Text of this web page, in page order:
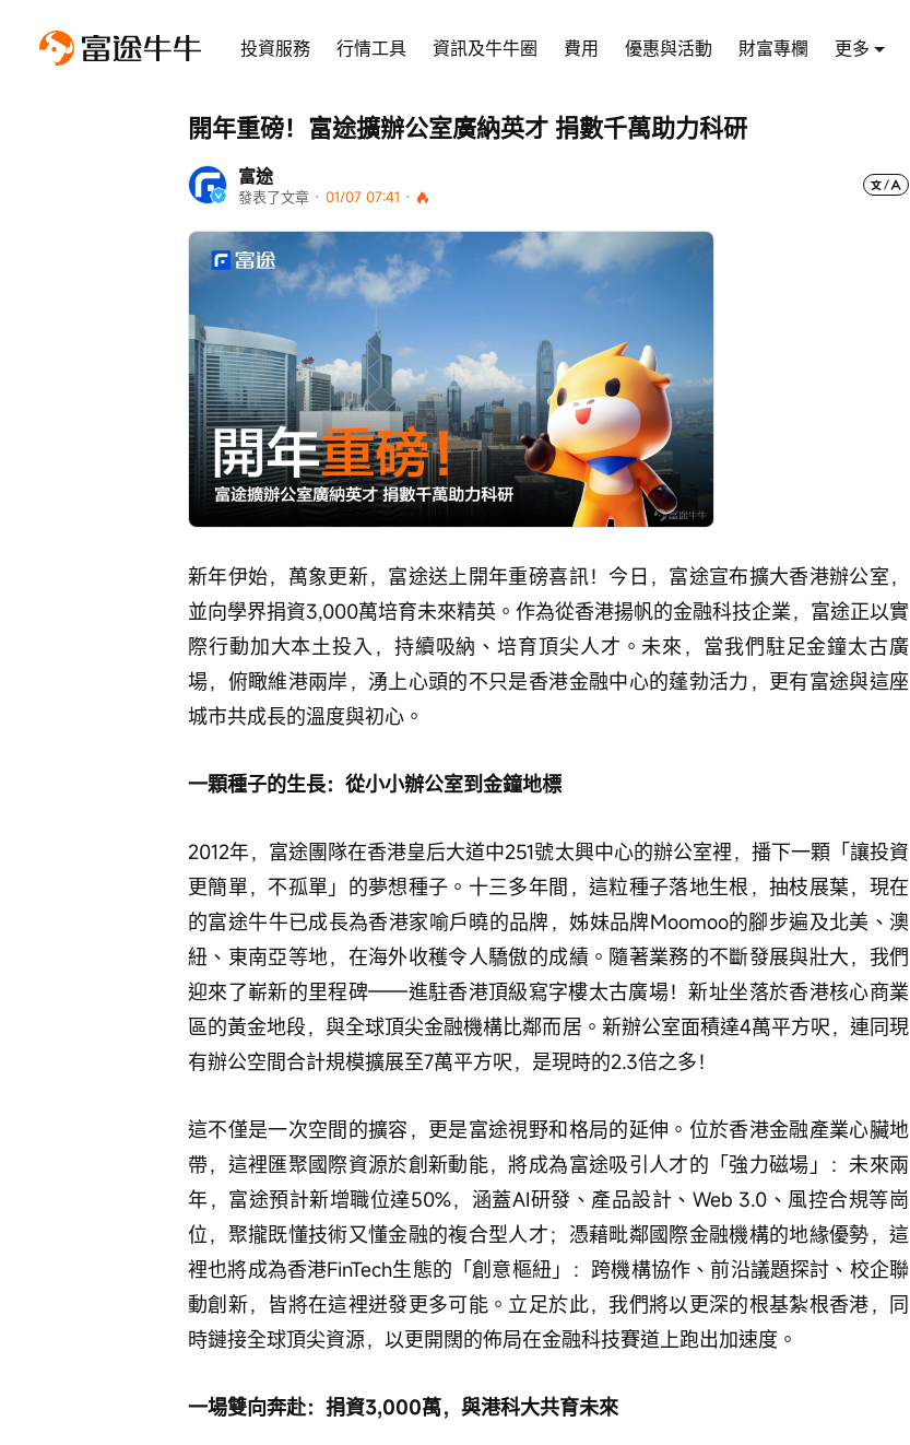
投資服務 行情工具 資訊及牛牛圈 費用 優惠與活動 財富專欄 更多
富途
發表了文章 · 01/07 07:41 ·
開年重磅！富途擴辦公室廣納英才 捐數千萬助力科研
新年伊始，萬象更新，富途送上開年重磅喜訊！今日，富途宣布擴大香港辦公室，
並向學界捐資3,000萬培育未來精英。作為從香港揚帆的金融科技企業，富途正以實
際行動加大本土投入，持續吸納、培育頂尖人才。未來，當我們駐足金鐘太古廣
場，俯瞰維港兩岸，湧上心頭的不只是香港金融中心的蓬勃活力，更有富途與這座
城市共成長的溫度與初心。
一顆種子的生長：從小小辦公室到金鐘地標
2012年，富途團隊在香港皇后大道中251號太興中心的辦公室裡，播下一顆「讓投資
更簡單，不孤單」的夢想種子。十三多年間，這粒種子落地生根，抽枝展葉，現在
的富途牛牛已成長為香港家喻戶曉的品牌，姊妹品牌Moomoo的腳步遍及北美、澳
紐、東南亞等地，在海外收穫令人驕傲的成績。隨著業務的不斷發展與壯大，我們
迎來了嶄新的里程碑——進駐香港頂級寫字樓太古廣場！新址坐落於香港核心商業
區的黃金地段，與全球頂尖金融機構比鄰而居。新辦公室面積達4萬平方呎，連同現
有辦公空間合計規模擴展至7萬平方呎，是現時的2.3倍之多！
這不僅是一次空間的擴容，更是富途視野和格局的延伸。位於香港金融產業心臟地
帶，這裡匯聚國際資源於創新動能，將成為富途吸引人才的「強力磁場」：未來兩
年，富途預計新增職位達50%，涵蓋AI研發、產品設計、Web 3.0、風控合規等崗
位，聚攏既懂技術又懂金融的複合型人才；憑藉毗鄰國際金融機構的地緣優勢，這
裡也將成為香港FinTech生態的「創意樞紐」：跨機構協作、前沿議題探討、校企聯
動創新，皆將在這裡迸發更多可能。立足於此，我們將以更深的根基紮根香港，同
時鏈接全球頂尖資源，以更開闊的佈局在金融科技賽道上跑出加速度。
一場雙向奔赴：捐資3,000萬，與港科大共育未來